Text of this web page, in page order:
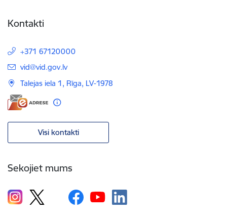
Kontakti
+371 67120000
E-pasts:
vid@vid.gov.lv
Talejas iela 1, Rīga, LV-1978
Visi kontakti
Sekojiet mums